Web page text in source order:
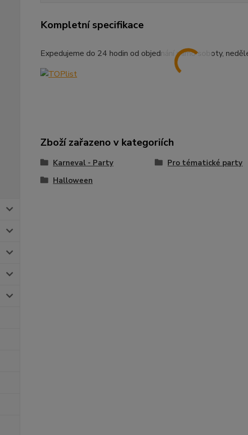
Kompletní specifikace
Expedujeme do 24 hodin od objednání mimo soboty,
Zboží zařazeno v kategoriích
Karneval - Party Pro tématické party
Halloween